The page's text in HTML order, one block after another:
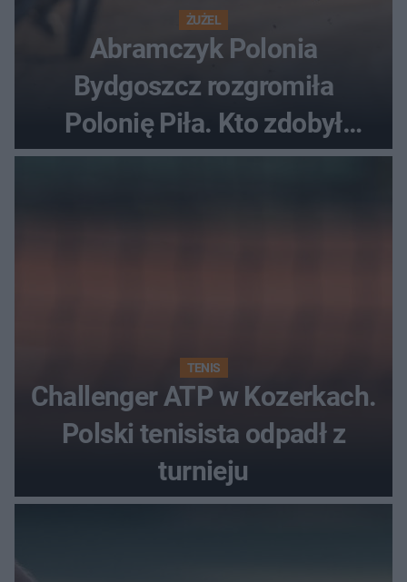
ŻUŻEL
Abramczyk Polonia
Bydgoszcz rozgromiła
Polonię Piła. Kto zdobył
najwięcej punktów?
TENIS
Challenger ATP w Kozerkach.
Polski tenisista odpadł z
turnieju